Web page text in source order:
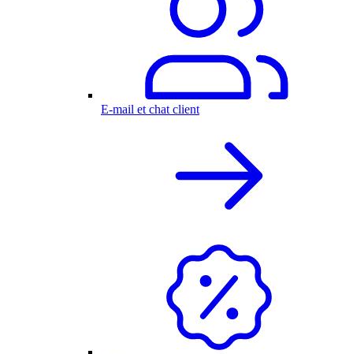
E-mail et chat client